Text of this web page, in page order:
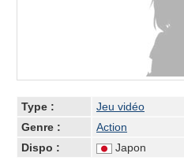
Type :
Jeu vidéo
Genre :
Action
Dispo :
Japon